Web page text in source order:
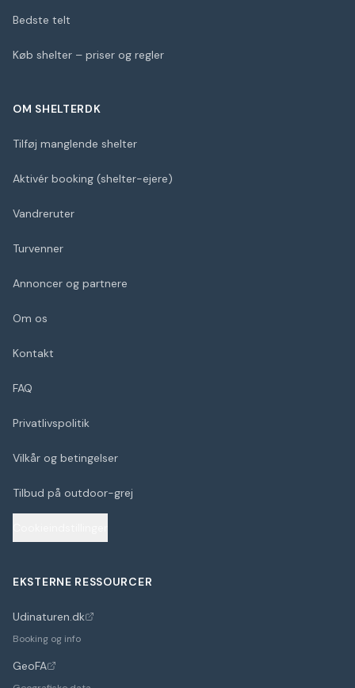
Bedste telt
Køb shelter – priser og regler
OM SHELTERDK
Tilføj manglende shelter
Aktivér booking (shelter-ejere)
Vandreruter
Turvenner
Annoncer og partnere
Om os
Kontakt
FAQ
Privatlivspolitik
Vilkår og betingelser
Tilbud på outdoor-grej
EKSTERNE RESSOURCER
Udinaturen.dk
(åbner i nyt faneblad)
Booking og info
GeoFA
(åbner i nyt faneblad)